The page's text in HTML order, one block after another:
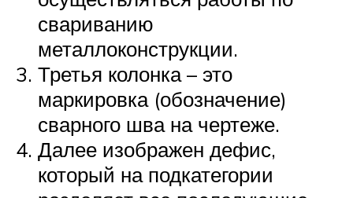
свариванию
металлоконструкции.
Третья колонка – это
маркировка (обозначение)
сварного шва на чертеже.
Далее изображен дефис,
который на подкатегории